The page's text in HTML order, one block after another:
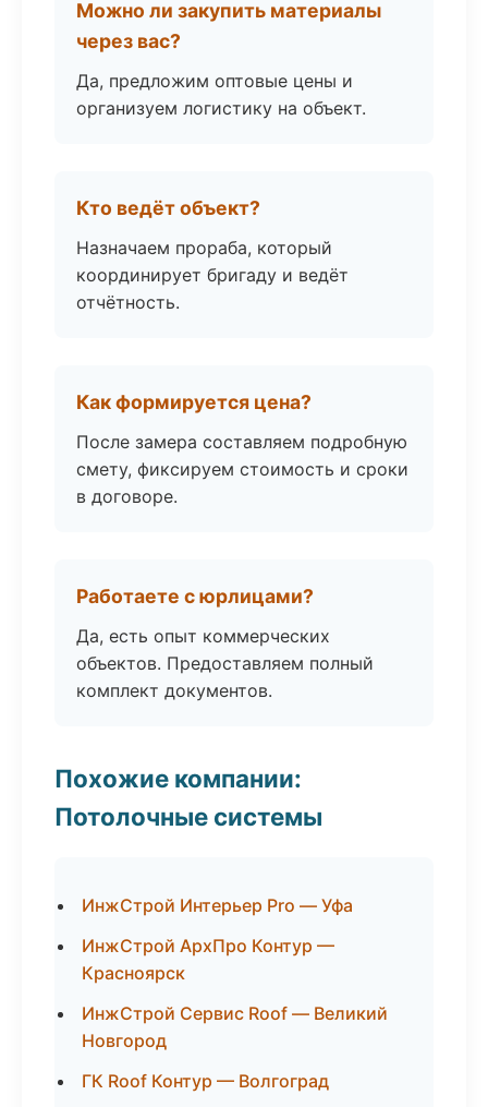
Можно ли закупить материалы
через вас?
Да, предложим оптовые цены и
организуем логистику на объект.
Кто ведёт объект?
Назначаем прораба, который
координирует бригаду и ведёт
отчётность.
Как формируется цена?
После замера составляем подробную
смету, фиксируем стоимость и сроки
в договоре.
Работаете с юрлицами?
Да, есть опыт коммерческих
объектов. Предоставляем полный
комплект документов.
Похожие компании:
Потолочные системы
ИнжСтрой Интерьер Pro — Уфа
ИнжСтрой АрхПро Контур —
Красноярск
ИнжСтрой Сервис Roof — Великий
Новгород
ГК Roof Контур — Волгоград